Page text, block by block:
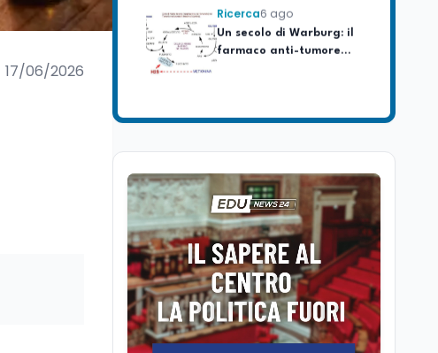
17/06/2026
Un secolo di Warburg: il
farmaco anti-tumore
che accende la glicolisi
reattori spenti
Scuola6 ago
Posizioni economiche
ATA: la matematica
degli arretrati fino a
4.150 euro
Cultura 6 ago
Spesa culturale in
Lombardia da record,
ma la voragine Nord-